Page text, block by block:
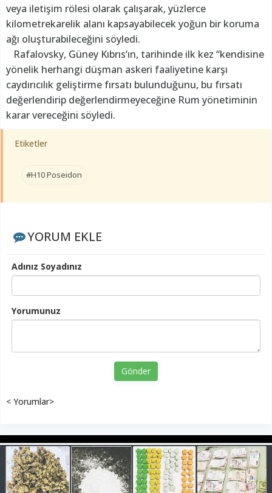
veya iletişim rölesi olarak çalışarak, yüzlerce
kilometrekarelik alanı kapsayabilecek yoğun bir koruma
ağı oluşturabileceğini söyledi.
Rafalovsky, Güney Kıbrıs’ın, tarihinde ilk kez “kendisine
yönelik herhangi düşman askeri faaliyetine karşı
caydırıcılık geliştirme fırsatı bulunduğunu, bu fırsatı
değerlendirip değerlendirmeyeceğine Rum yönetiminin
karar vereceğini söyledi.
Etiketler
#H10 Poseidon
YORUM EKLE
Adınız Soyadınız
Yorumunuz
Gönder
< Yorumlar>